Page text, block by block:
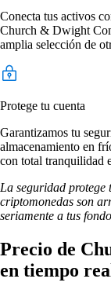
Conecta tus activos
Church & Dwight
amplia selección de
Protege tu cuenta
Garantizamos tu
almacenamiento en
con total tranquilidad
La seguridad protege
criptomonedas son
seriamente a tus
Precio de
en tiempo